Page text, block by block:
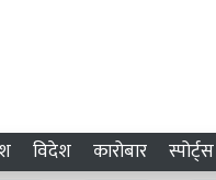
विदेश कारोबार स्पोर्ट्स